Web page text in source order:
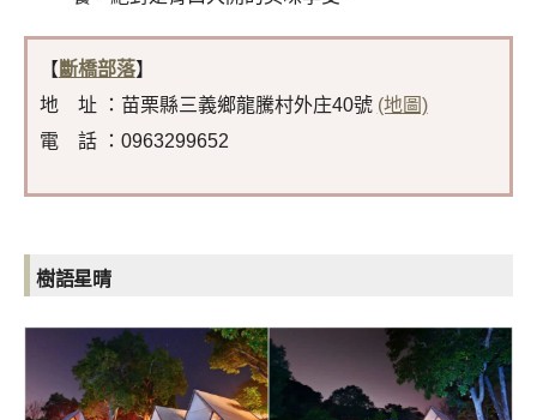
【 斷橋部落】
地 址 ：苗栗縣三義鄉龍騰村外庄40號 (地圖)
電 話 ：0963299652
樹語星晴